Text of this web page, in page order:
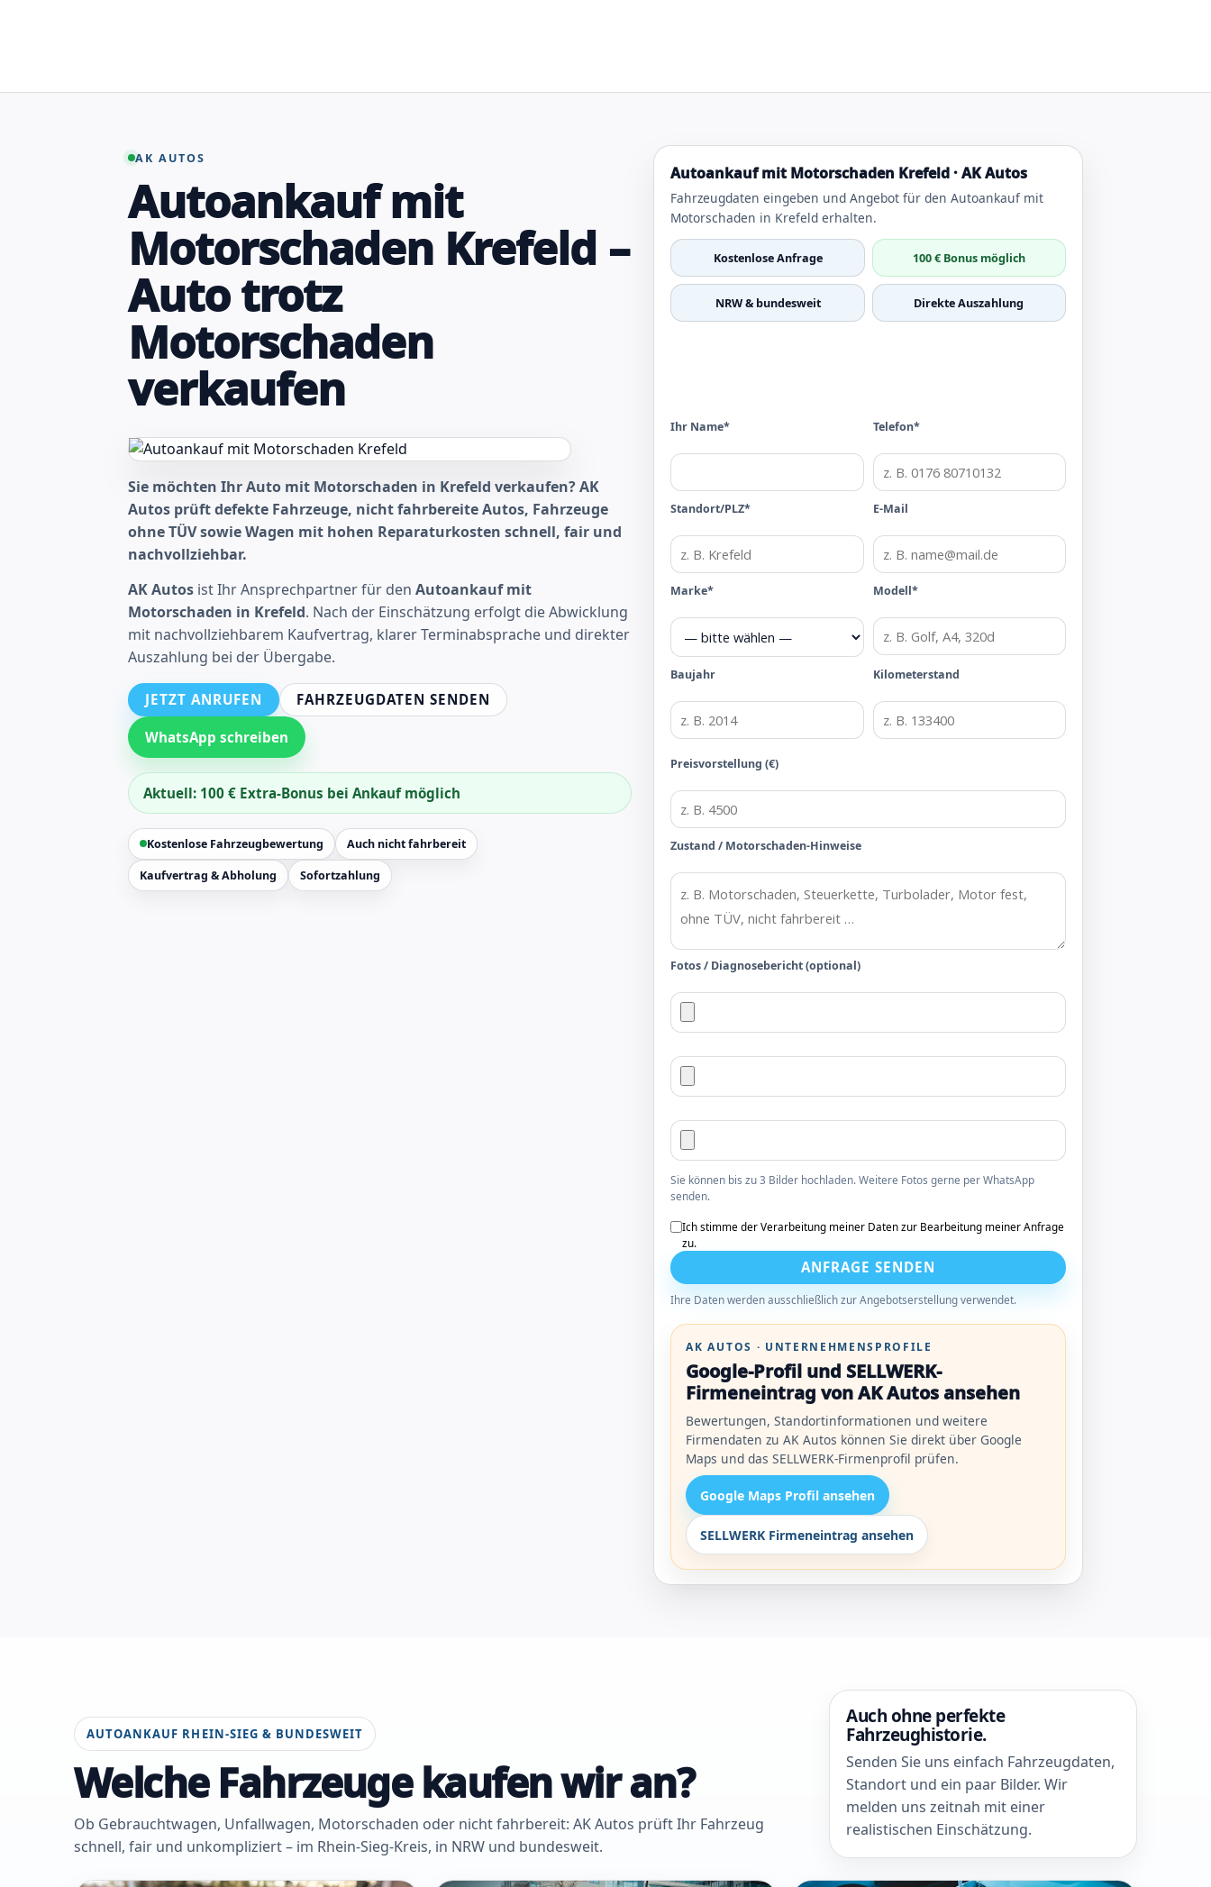
AK AUTOS
Autoankauf mit
Motorschaden Krefeld –
Auto trotz
Motorschaden
verkaufen
Sie möchten Ihr Auto mit Motorschaden in Krefeld verkaufen? AK
Autos prüft defekte Fahrzeuge, nicht fahrbereite Autos, Fahrzeuge
ohne TÜV sowie Wagen mit hohen Reparaturkosten schnell, fair und
nachvollziehbar.
AK Autos ist Ihr Ansprechpartner für den Autoankauf mit
Motorschaden in Krefeld. Nach der Einschätzung erfolgt die Abwicklung
mit nachvollziehbarem Kaufvertrag, klarer Terminabsprache und direkter
Auszahlung bei der Übergabe.
JETZT ANRUFEN FAHRZEUGDATEN SENDEN
WhatsApp schreiben
Aktuell: 100 € Extra-Bonus bei Ankauf möglich
Kostenlose Fahrzeugbewertung Auch nicht fahrbereit
Kaufvertrag & Abholung Sofortzahlung
Autoankauf mit Motorschaden Krefeld · AK Autos
Fahrzeugdaten eingeben und Angebot für den Autoankauf mit
Motorschaden in Krefeld erhalten.
Kostenlose Anfrage 100 € Bonus möglich
NRW & bundesweit Direkte Auszahlung
Ihr Name* Telefon*
Standort/PLZ* E-Mail
Marke* Modell*
Baujahr Kilometerstand
Preisvorstellung (€)
Zustand / Motorschaden-Hinweise
Fotos / Diagnosebericht (optional)
Sie können bis zu 3 Bilder hochladen. Weitere Fotos gerne per WhatsApp
senden.
Ich stimme der Verarbeitung meiner Daten zur Bearbeitung meiner Anfrage
zu.
ANFRAGE SENDEN
Ihre Daten werden ausschließlich zur Angebotserstellung verwendet.
AK AUTOS · UNTERNEHMENSPROFILE
Google-Profil und SELLWERK-
Firmeneintrag von AK Autos ansehen
Bewertungen, Standortinformationen und weitere
Firmendaten zu AK Autos können Sie direkt über Google
Maps und das SELLWERK-Firmenprofil prüfen.
Google Maps Profil ansehen
SELLWERK Firmeneintrag ansehen
AUTOANKAUF RHEIN-SIEG & BUNDESWEIT
Welche Fahrzeuge kaufen wir an?
Ob Gebrauchtwagen, Unfallwagen, Motorschaden oder nicht fahrbereit: AK Autos prüft Ihr Fahrzeug
schnell, fair und unkompliziert – im Rhein-Sieg-Kreis, in NRW und bundesweit.
Auch ohne perfekte
Fahrzeughistorie.
Senden Sie uns einfach Fahrzeugdaten,
Standort und ein paar Bilder. Wir
melden uns zeitnah mit einer
realistischen Einschätzung.